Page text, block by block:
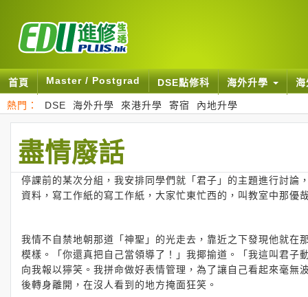
首頁 Master / Postgrad DSE點修科 海外升學
熱門： DSE 海外升學 來港升學 寄宿 內地升學
盡情廢話
停課前的某次分組，我安排同學們就「君子」的主題進行討
資料，寫工作紙的寫工作紙，大家忙東忙西的，叫教室中那優
我情不自禁地朝那道「神聖」的光走去，靠近之下發現他就
模樣。「你還真把自己當領導了！」我揶揄道。「我這叫君
向我報以獰笑。我拼命做好表情管理，為了讓自己看起來毫
後轉身離開，在沒人看到的地方掩面狂笑。